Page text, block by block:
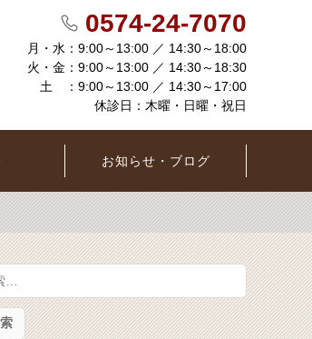
0574-24-7070
月・水：9:00～13:00 ／ 14:30～18:00
火・金：9:00～13:00 ／ 14:30～18:30
土 ：9:00～13:00 ／ 14:30～17:00
休診日：木曜・日曜・祝日
お知らせ・ブログ